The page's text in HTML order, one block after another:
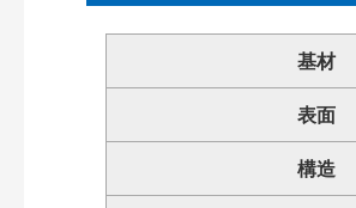
基材
表面
構造